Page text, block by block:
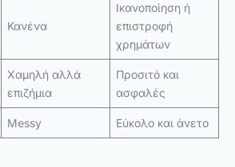
Κανένα
Ικανοποίηση ή
επιστροφή
χρημάτων
Χαμηλή αλλά
επιζήμια
Προσιτό και
ασφαλές
Messy Εύκολο και άνετο